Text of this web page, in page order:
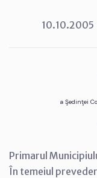
10.10.2005
a Şedinţei
Primarul
În temeiul